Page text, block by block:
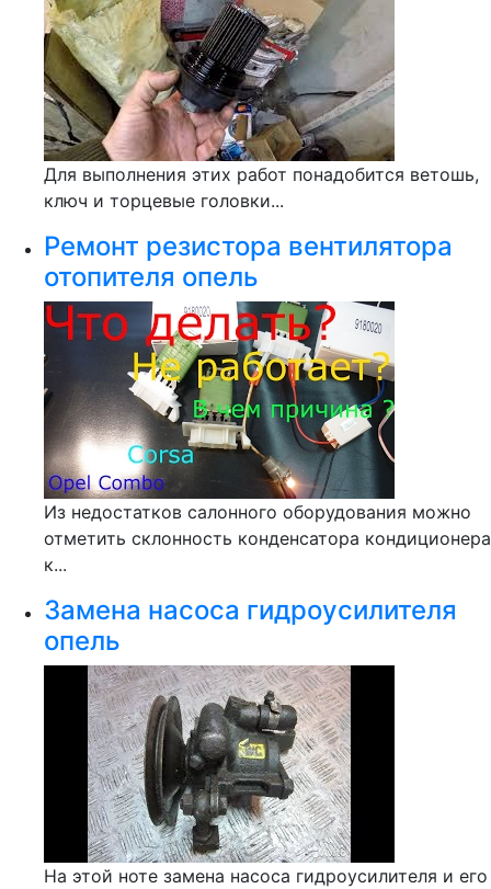
Для выполнения этих работ понадобится ветошь,
ключ и торцевые головки...
Ремонт резистора вентилятора
отопителя опель
Из недостатков салонного оборудования можно
отметить склонность конденсатора кондиционера
к...
Замена насоса гидроусилителя
опель
На этой ноте замена насоса гидроусилителя и его